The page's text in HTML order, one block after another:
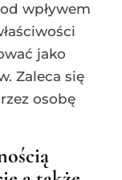
wpływem
jako
Zaleca się
osobę